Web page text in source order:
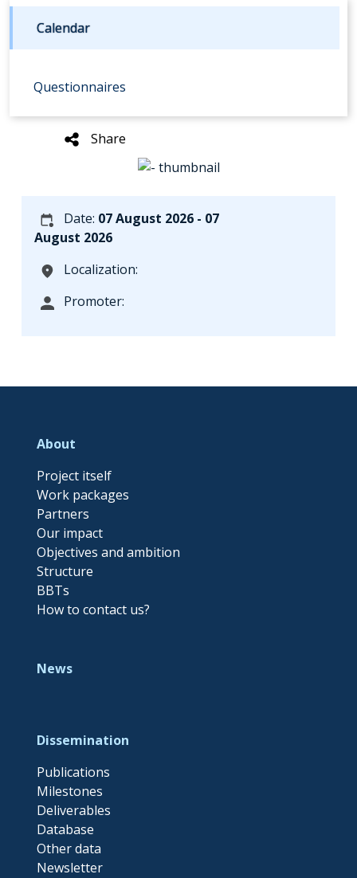
Calendar
Questionnaires
Share
Date: 07 August 2026 - 07
August 2026
Localization:
Promoter:
About
Project itself
Work packages
Partners
Our impact
Objectives and ambition
Structure
BBTs
How to contact us?
News
Dissemination
Publications
Milestones
Deliverables
Database
Other data
Newsletter